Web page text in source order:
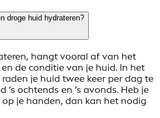
droge huid hydrateren?
hangt vooral af van het
de conditie van je huid. In het
je huid twee keer per dag te
’s ochtends en ’s avonds. Heb je
je handen, dan kan het nodig